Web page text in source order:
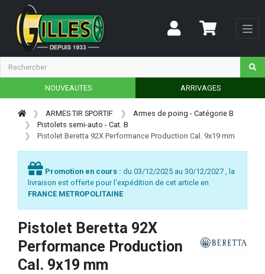
NOUVEAUTES ARRIVAGES
ARMES TIR SPORTIF
Armes de poing - Catégorie B
Pistolets semi-auto - Cat. B
Pistolet Beretta 92X Performance Production Cal. 9x19 mm
Promotion en cours : du 03/12/2025 au 30/12/2027 , la
livraison est offerte pour l'expédition de cet article en
FRANCE METROPOLITAINE
Pistolet Beretta 92X
Performance Production
Cal. 9x19 mm